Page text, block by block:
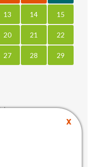
13 14 15
20 21 22
27 28 29
X